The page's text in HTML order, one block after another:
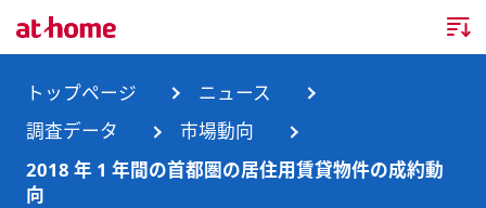
トップページ
企業情報
トップページ
ニュース
調査データ
市場動向
2018 年 1 年間の首都圏の居住用賃貸物件の成約動
向